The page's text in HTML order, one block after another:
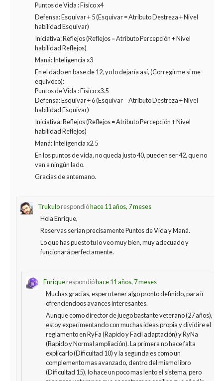
Puntos de Vida : Físico x4
Defensa: Esquivar + 5 (Esquivar = Atributo Destreza + Nivel
habilidad Esquivar)
Iniciativa: Reflejos (Reflejos = Atributo Percepción + Nivel
habilidad Reflejos)
Maná: Inteligencia x3
En el dado en base de 12, yo lo dejaría así, (Corregirme si me
equivoco):
Puntos de Vida : Físico x3.5
Defensa: Esquivar + 6 (Esquivar = Atributo Destreza + Nivel
habilidad Esquivar)
Iniciativa: Reflejos (Reflejos = Atributo Percepción + Nivel
habilidad Reflejos)
Maná: Inteligencia x2.5
En los puntos de vida, no queda justo 40, pueden ser 42, que no
van a ningún lado.
Gracias de antemano.
Trukulorespondióhace 11 años, 7 meses
Hola Enrique,
Reservas serían precisamente Puntos de Vida y Maná.
Lo que has puesto tu lo veo muy bien, muy adecuado y
funcionará perfectamente.
Enriquerespondióhace 11 años, 7 meses
Muchas gracias, espero tener algo pronto definido, para ir
ofrenciendoos avances interesantes.
Aunque como director de juego bastante veterano (27 años),
estoy experimentando con muchas ideas propia y dividire el
reglamento en RyFa (Rapido y Facil adaptación) y RyNa
(Rapido y Normal ampliación). La primera no hace falta
explicarlo (Dificultad 10) y la segunda es como un
complemento mas avanzado, dentro del mismo libro
(Dificultad 15), lo hace un poco mas lento el sistema, pero